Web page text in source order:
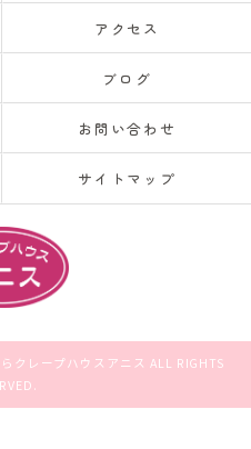
アクセス
ブログ
お問い合わせ
サイトマップ
クレープハウスアニス ALL RIGHTS